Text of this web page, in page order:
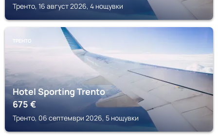
Тренто, 16 август 2026, 4 нощувки
ТРЕНТО
Hotel Sporting Trento
675€
Тренто, 06 септември 2026, 5 нощувки